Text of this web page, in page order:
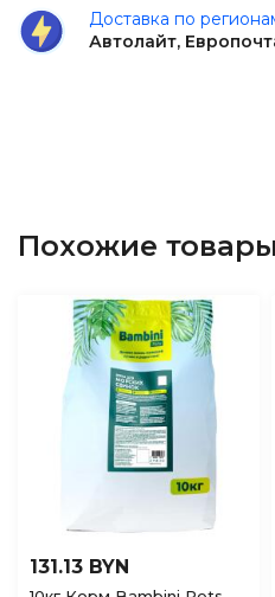
Доставка по
Автолайт,
Похожие товары
131.13 BYN